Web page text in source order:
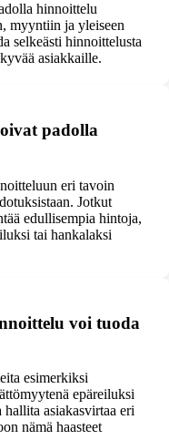
hinnoittelu
myyntiin ja yleiseen
selkeästi hinnoittelusta
asiakkaille.
padolla
eri tavoin
Jotkut
edullisempia hintoja,
tai hankalaksi
voi tuoda
esimerkiksi
epäreiluksi
asiakasvirtaa eri
nämä haasteet